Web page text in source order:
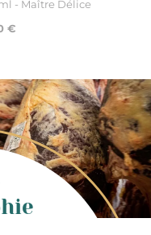
- Maître Délice
€